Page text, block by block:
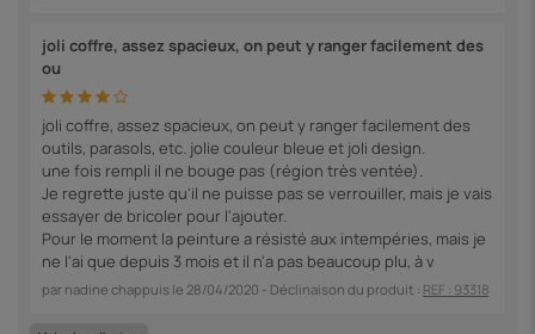
joli coffre, assez spacieux, on peut y ranger facilement des
ou
joli coffre, assez spacieux, on peut y ranger facilement des
outils, parasols, etc. jolie couleur bleue et joli design.
une fois rempli il ne bouge pas (région très ventée).
Je regrette juste qu'il ne puisse pas se verrouiller, mais je vais
essayer de bricoler pour l'ajouter.
Pour le moment la peinture a résisté aux intempéries, mais je
ne l'ai que depuis 3 mois et il n'a pas beaucoup plu, à v
par nadine chappuis le 28/04/2020 - Déclinaison du produit : REF : 93318